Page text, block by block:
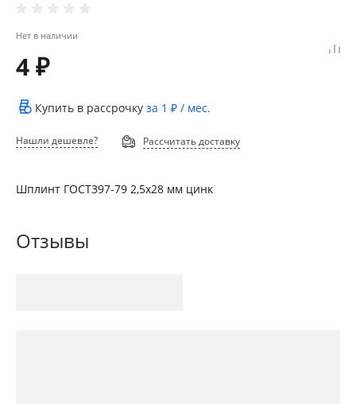
Нет в наличии
4 ₽
Купить в рассрочку за 1 ₽ / мес.
Нашли дешевле? Рассчитать доставку
Шплинт ГОСТ397-79 2,5х28 мм цинк
Отзывы